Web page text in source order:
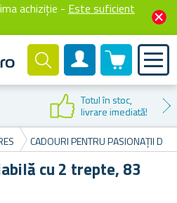
achiziție - Este suficient
Cont client
0 produselor
Totul în stoc,
livrare imediată!
CADOURI PENTRU PASIONAȚII DE
cu 2 trepte, 83